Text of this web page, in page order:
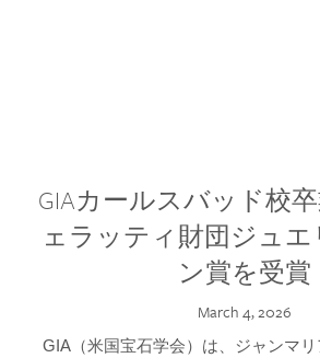
GIAカールスバッド校
ェラッティ財団ジュエ
ン賞を受賞
March 4, 2026
GIA（米国宝石学会）は、ジャンマ